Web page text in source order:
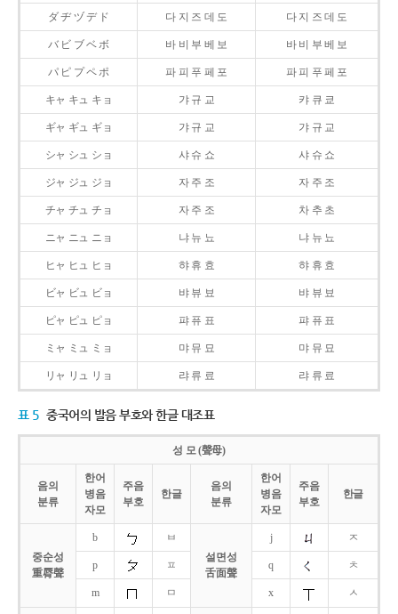
ダ ヂ ヅ デ ド 다 지 즈 데 도 다 지 즈 데 도
バ ビ ブ ベ ボ 바 비 부 베 보 바 비 부 베 보
パ ピ プ ペ ポ 파 피 푸 페 포 파 피 푸 페 포
キャ キュ キョ 갸 규 교 캬 큐 쿄
ギャ ギュ ギョ 갸 규 교 갸 규 교
シャ シュ ショ 샤 슈 쇼 샤 슈 쇼
ジャ ジュ ジョ 자 주 조 자 주 조
チャ チュ チョ 자 주 조 차 추 초
ニャ ニュ ニョ 냐 뉴 뇨 냐 뉴 뇨
ヒャ ヒュ ヒョ 햐 휴 효 햐 휴 효
ビャ ビュ ビョ 뱌 뷰 뵤 뱌 뷰 뵤
ピャ ピュ ピョ 퍄 퓨 표 퍄 퓨 표
ミャ ミュ ミョ 먀 뮤 묘 먀 뮤 묘
リャ リュ リョ 랴 류 료 랴 류 료
표 5 중국어의 발음 부호와 한글 대조표
성 모 (聲母)
음의
분류
한어
병음
자모
주음
부호
한글
음의
분류
한어
병음
자모
주음
부호
한글
중순성
重脣聲
b
ㅂ
설면성
舌面聲
j ㅈ
p ㅍ q ㅊ
m ㅁ x ㅅ